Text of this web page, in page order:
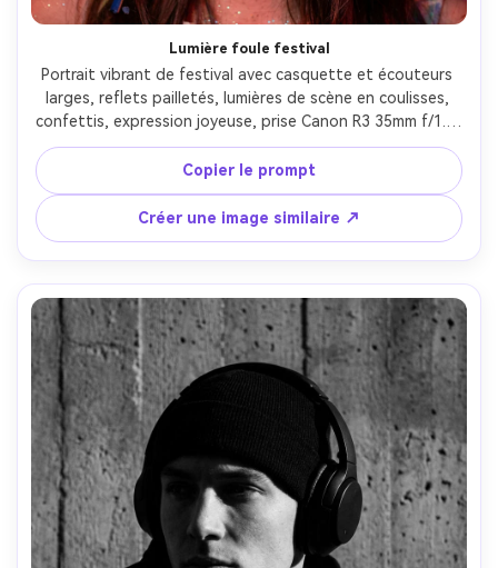
Lumière foule festival
Portrait vibrant de festival avec casquette et écouteurs
larges, reflets pailletés, lumières de scène en coulisses,
confettis, expression joyeuse, prise Canon R3 35mm f/1.4,
cadrage serré, faible profondeur de champ, couleurs
vives, peau et paillettes réalistes --ar 4:5
Copier le prompt
Créer une image similaire ↗